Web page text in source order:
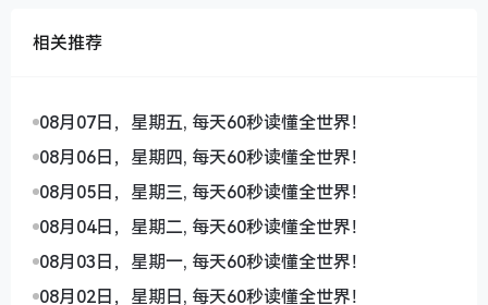
相关推荐
08月07日，星期五, 每天60秒读懂全世界！
08月06日，星期四, 每天60秒读懂全世界！
08月05日，星期三, 每天60秒读懂全世界！
08月04日，星期二, 每天60秒读懂全世界！
08月03日，星期一, 每天60秒读懂全世界！
08月02日，星期日, 每天60秒读懂全世界！